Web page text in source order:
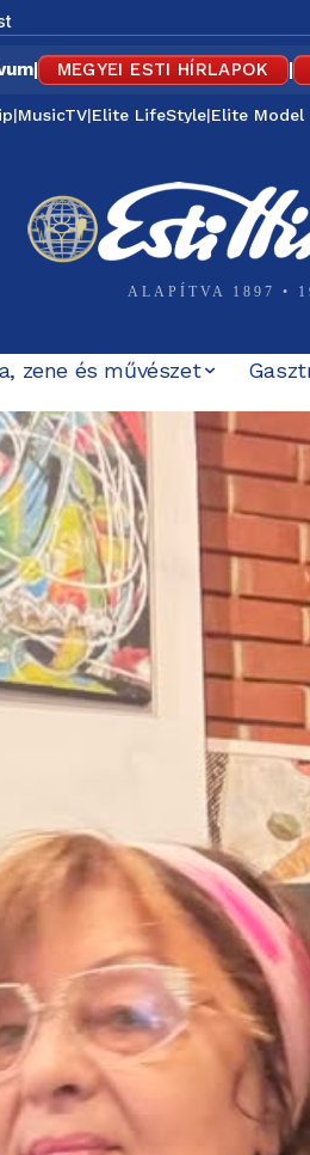
| MEGYEI ESTI HÍRLAPOK |
|MusicTV|Elite LifeStyle|Elite Model
ALAPÍTVA 1897 •
zene és művészet